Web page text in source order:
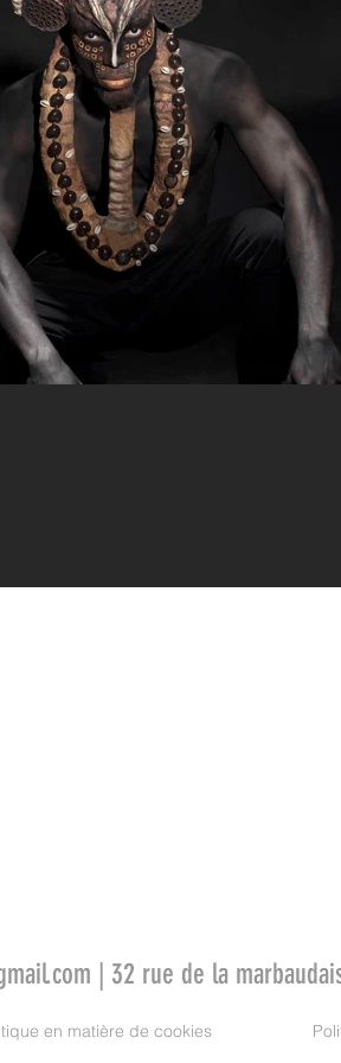
| 32 rue de la
en matière de cookies